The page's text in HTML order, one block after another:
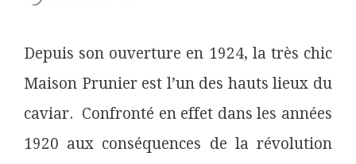
Depuis son ouverture en 1924, la très chic
Maison Prunier est l’un des hauts lieux du
caviar. Confronté en effet dans les années
1920 aux conséquences de la révolution